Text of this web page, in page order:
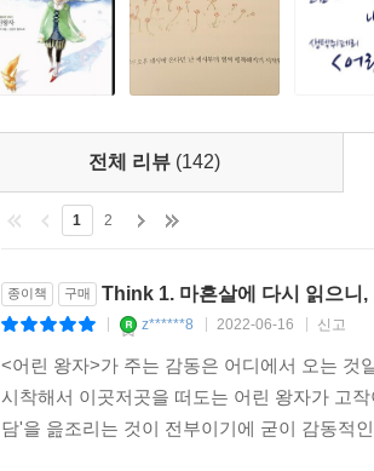
전체 리뷰 (142)
1 2
종이책 구매 Think 1. 마흔살에 다시 읽으니
z******8 2022-06-16 신고
<어린 왕자>가 주는 감동은 어디에서 오는 것
시착해서 이곳저곳을 떠도는 어린 왕자가 고
담'을 읊조리는 것이 전부이기에 굳이 감동적